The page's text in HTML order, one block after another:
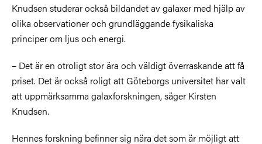
Knudsen studerar också bildandet av galaxer med hjälp av
olika observationer och grundläggande fysikaliska
principer om ljus och energi.
– Det är en otroligt stor ära och väldigt överraskande att få
priset. Det är också roligt att Göteborgs universitet har valt
att uppmärksamma galaxforskningen, säger Kirsten
Knudsen.
Hennes forskning befinner sig nära det som är möjligt att